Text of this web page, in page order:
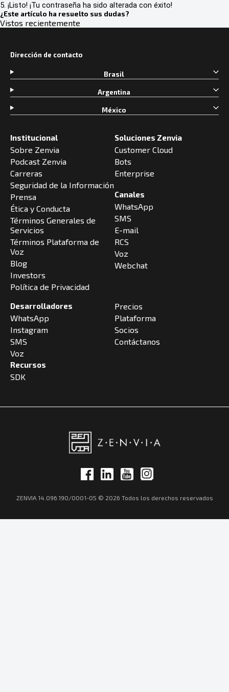
5. ¡Listo! ¡Tu contraseña ha sido alterada con éxito!
¿Este artículo ha resuelto sus dudas?
Vistos recientemente
Institucional
Sobre Zenvia
Podcast Zenvia
Carreras
Seguridad de la Información
Prensa
Ética y Conducta
Términos Generales de
Servicios
Términos Plataforma de
Voz
Blog
Investors
Política de Privacidad
Soluciones Zenvia
Customer Cloud
Bots
Enterprise
Canales
WhatsApp
SMS
E-mail
RCS
Voz
Webchat
Desarrolladores
WhatsApp
Instagram
SMS
Voz
Recursos
SDK
Precios
Plataforma
Socios
Contáctanos
Dirección de contacto
Brasil
Argentina
México
ZENVIA 14.096.190/0001-05 © 2026 Todos los derechos reservados